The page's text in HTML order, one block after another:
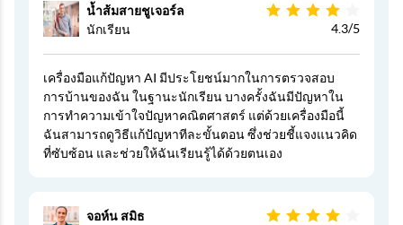
น้ำส้มสายชูเจอร์ล
นักเรียน
4.3/5
เครื่องมือแก้ปัญหา AI มีประโยชน์มากในการตรวจสอบ
การบ้านของฉัน ในฐานะนักเรียน บางครั้งฉันมีปัญหาใน
การทำความเข้าใจปัญหาคณิตศาสตร์ แต่ด้วยเครื่องมือนี้
ฉันสามารถดูวิธีแก้ปัญหาทีละขั้นตอน ซึ่งช่วยชี้แจงแนวคิด
ที่ซับซ้อน และช่วยให้ฉันเรียนรู้ได้ด้วยตนเอง
จอห์น สมิธ